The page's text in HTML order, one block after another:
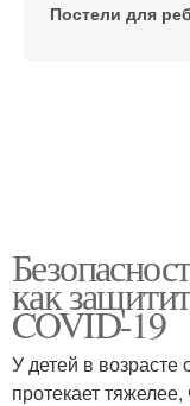
Постели для
как
COVID-19
У детей в возрасте
протекает